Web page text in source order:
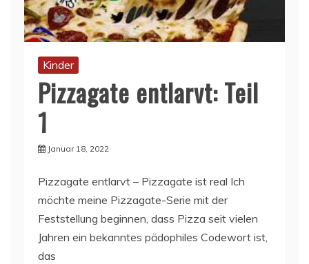
Kinder
Pizzagate entlarvt: Teil
1
Januar 18, 2022
Pizzagate entlarvt – Pizzagate ist real Ich
möchte meine Pizzagate-Serie mit der
Feststellung beginnen, dass Pizza seit vielen
Jahren ein bekanntes pädophiles Codewort ist,
das